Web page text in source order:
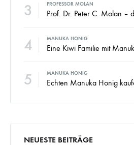
3 PROFESSOR MOLAN
4 MANUKA HONIG
Eine Kiwi Familie mit
5 MANUKA HONIG
NEUESTE BEITRÄGE